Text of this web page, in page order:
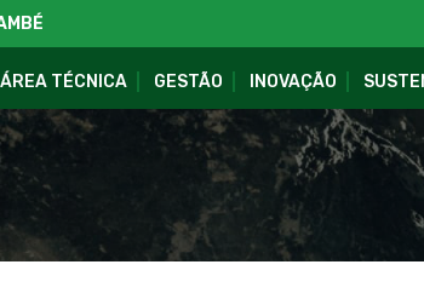
ÁREA TÉCNICA GESTÃO INOVAÇÃO